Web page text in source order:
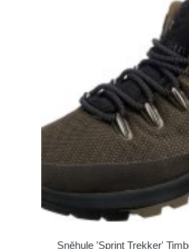
Sněhule 'Sprint Trekker'